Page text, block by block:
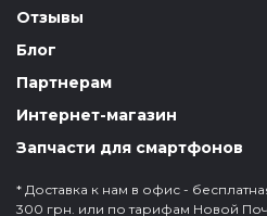
Отзывы
Блог
Партнерам
Интернет-магазин
Запчасти для смартфонов
* Доставка к нам в офис -
300 грн. или по тарифам Новой